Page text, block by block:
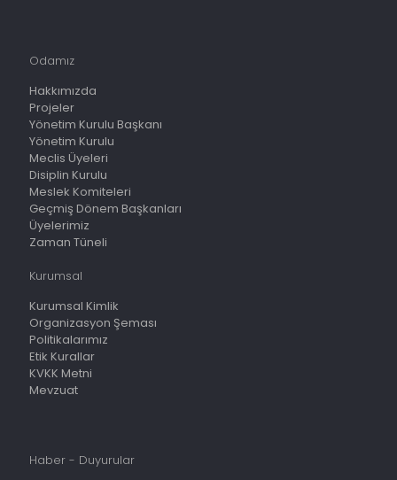
Odamız
Hakkımızda
Projeler
Yönetim Kurulu Başkanı
Yönetim Kurulu
Meclis Üyeleri
Disiplin Kurulu
Meslek Komiteleri
Geçmiş Dönem Başkanları
Üyelerimiz
Zaman Tüneli
Kurumsal
Kurumsal Kimlik
Organizasyon Şeması
Politikalarımız
Etik Kurallar
KVKK Metni
Mevzuat
Haber - Duyurular